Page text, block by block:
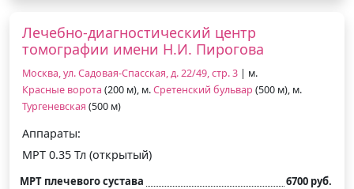
Лечебно-диагностический центр
томографии имени Н.И. Пирогова
Москва, ул. Садовая-Спасская, д. 22/49, стр. 3 | м.
Красные ворота (200 м), м.Сретенский бульвар (500 м), м.
Тургеневская (500 м)
Аппараты:
МРТ 0.35 Тл (открытый)
МРТ плечевого сустава 6700 руб.